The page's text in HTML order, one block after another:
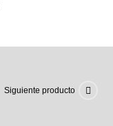
Siguiente producto